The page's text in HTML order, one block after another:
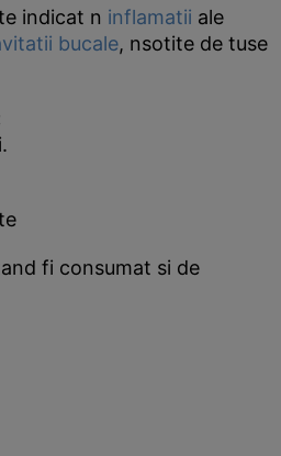
indicat n inflamatii ale
bucale, nsotite de tuse
fi consumat si de